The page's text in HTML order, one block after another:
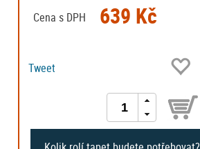
Cena s DPH 639 Kč
Tweet